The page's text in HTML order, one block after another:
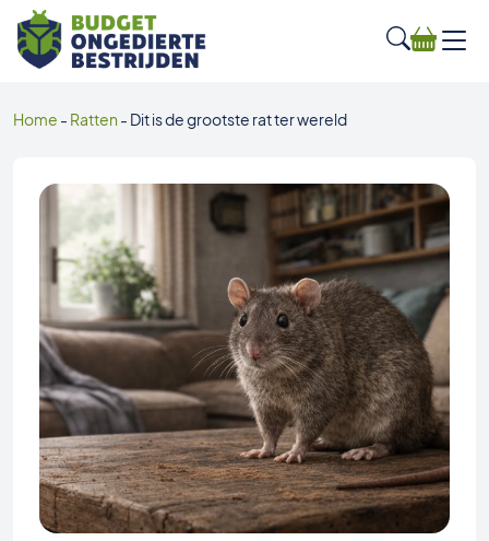
Home - Ratten - Dit is de grootste rat ter wereld